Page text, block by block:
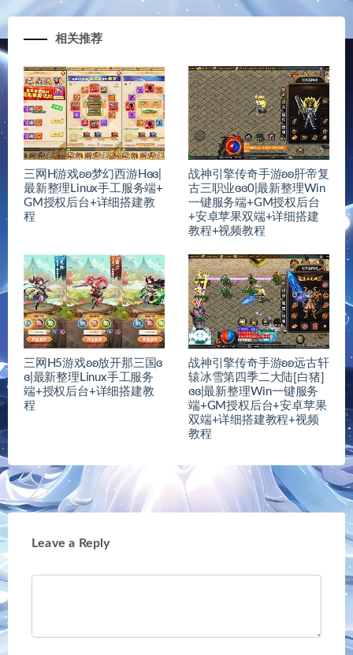
相关推荐
三网H游戏ʚʚ梦幻西游Hɞɞ|
最新整理Linux手工服务端+
GM授权后台+详细搭建教
程
战神引擎传奇手游ʚʚ肝帝复
古三职业ɞɞ0|最新整理Win
一键服务端+GM授权后台
+安卓苹果双端+详细搭建
教程+视频教程
三网H5游戏ʚʚ放开那三国ɞ
ɞ|最新整理Linux手工服务
端+授权后台+详细搭建教
程
战神引擎传奇手游ʚʚ远古轩
辕冰雪第四季二大陆[白猪]
ɞɞ|最新整理Win一键服务
端+GM授权后台+安卓苹果
双端+详细搭建教程+视频
教程
Leave a Reply